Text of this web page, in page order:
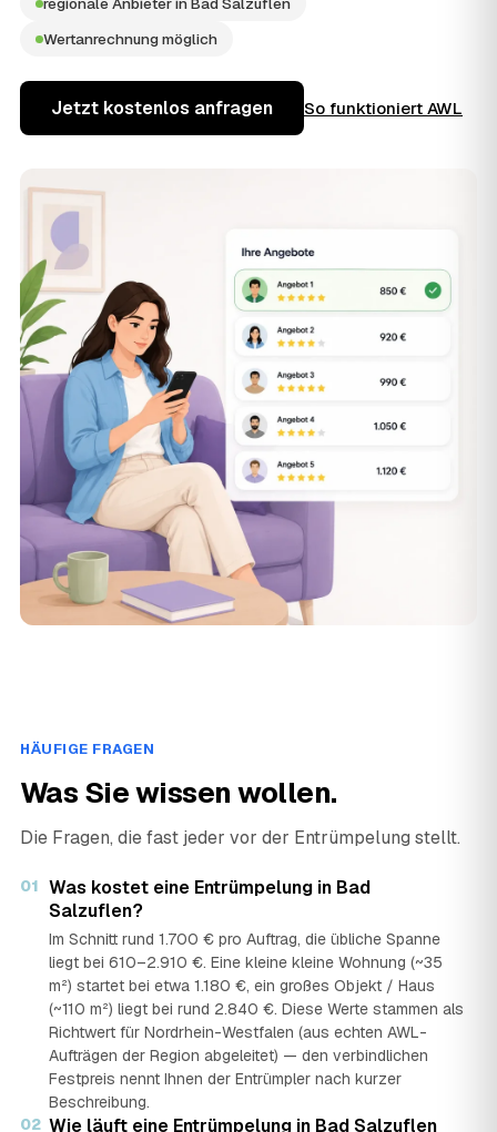
Wertanrechnung möglich
Jetzt kostenlos anfragen So funktioniert AWL
HÄUFIGE FRAGEN
Was Sie wissen wollen.
Die Fragen, die fast jeder vor der Entrümpelung stellt.
01 Was kostet eine Entrümpelung in Bad
Salzuflen?
Im Schnitt rund 1.700 € pro Auftrag, die übliche Spanne
liegt bei 610–2.910 €. Eine kleine kleine Wohnung (~35
m²) startet bei etwa 1.180 €, ein großes Objekt / Haus
(~110 m²) liegt bei rund 2.840 €. Diese Werte stammen als
Richtwert für Nordrhein-Westfalen (aus echten AWL-
Aufträgen der Region abgeleitet) — den verbindlichen
Festpreis nennt Ihnen der Entrümpler nach kurzer
Beschreibung.
02 Wie läuft eine Entrümpelung in Bad Salzuflen